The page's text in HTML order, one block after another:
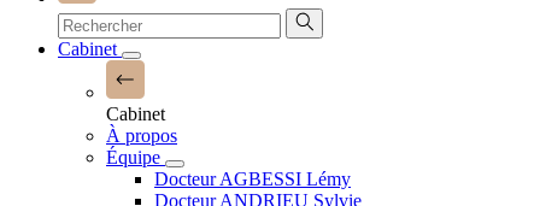
Cabinet
Cabinet
À propos
Équipe
Docteur AGBESSI Lémy
Docteur ANDRIEU Sylvie